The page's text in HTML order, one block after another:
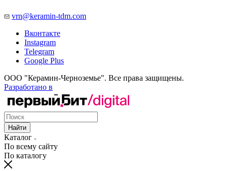
vrn@keramin-tdm.com
Вконтакте
Instagram
Telegram
Google Plus
ООО "Керамин-Черноземье". Все права защищены.
Разработано в
Найти
Каталог
По всему сайту
По каталогу